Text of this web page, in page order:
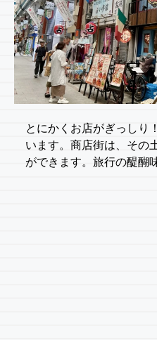
とにかくお店がぎっしり
います。商店街は、その
ができます。旅行の醍醐